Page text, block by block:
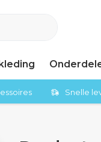
Snelle